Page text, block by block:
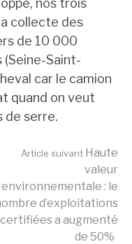
nos trois
collecte des
de 10 000
(Seine-Saint-
car le camion
quand on veut
de serre.
Article suivant Haute
valeur
environnementale : le
d’exploitations
certifiées a augmenté
de 50%